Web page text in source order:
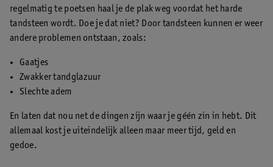
regelmatig te poetsen haal je de plak weg voordat het harde
tandsteen wordt. Doe je dat niet? Door tandsteen kunnen er weer
andere problemen ontstaan, zoals:
Gaatjes
Zwakker tandglazuur
Slechte adem
En laten dat nou net de dingen zijn waar je géén zin in hebt. Dit
allemaal kost je uiteindelijk alleen maar meer tijd, geld en
gedoe.